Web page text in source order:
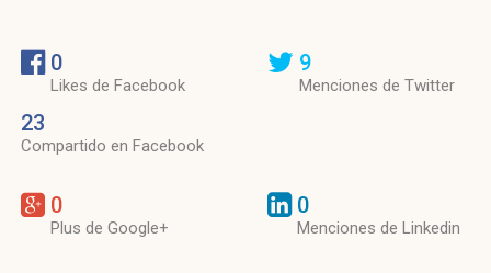
0
Likes de Facebook
23
Compartido en Facebook
9
Menciones de Twitter
0
Plus de Google+
0
Menciones de Linkedin